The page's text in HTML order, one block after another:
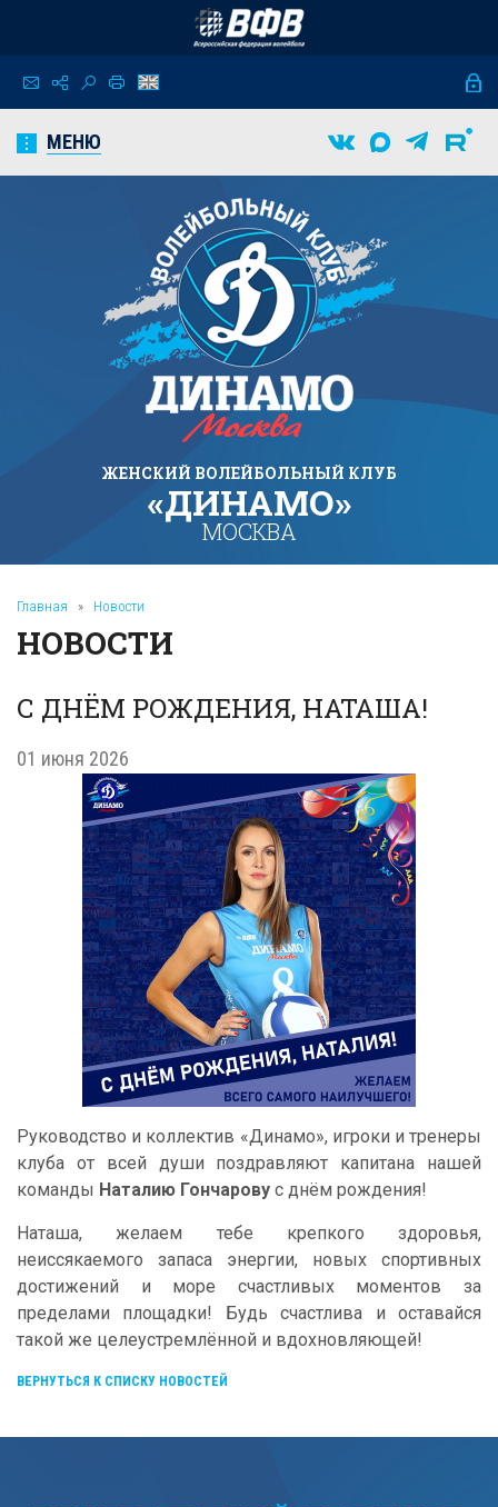
МЕНЮ
ЖЕНСКИЙ ВОЛЕЙБОЛЬНЫЙ КЛУБ
«ДИНАМО»
МОСКВА
Главная » Новости
НОВОСТИ
С ДНЁМ РОЖДЕНИЯ, НАТАША!
01 июня 2026
Руководство и коллектив «Динамо», игроки и тренеры
клуба от всей души поздравляют капитана нашей
команды Наталию Гончарову с днём рождения!
Наташа, желаем тебе крепкого здоровья,
неиссякаемого запаса энергии, новых спортивных
достижений и море счастливых моментов за
пределами площадки! Будь счастлива и оставайся
такой же целеустремлённой и вдохновляющей!
ВЕРНУТЬСЯ К СПИСКУ НОВОСТЕЙ